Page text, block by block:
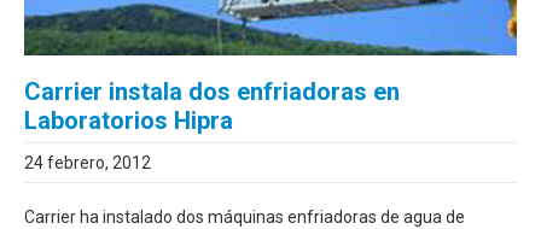
Carrier instala dos enfriadoras en
Laboratorios Hipra
24 febrero, 2012
Carrier ha instalado dos máquinas enfriadoras de agua de